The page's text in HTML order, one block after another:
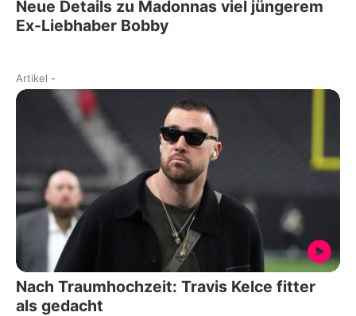
Neue Details zu Madonnas viel jüngerem
Ex-Liebhaber Bobby
Artikel -
Nach Traumhochzeit: Travis Kelce fitter
als gedacht